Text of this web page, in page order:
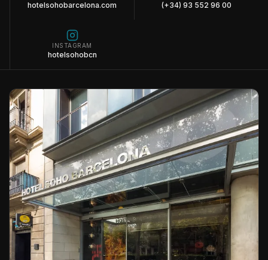
hotelsohobarcelona.com (+34) 93 552 96 00
INSTAGRAM
hotelsohobcn